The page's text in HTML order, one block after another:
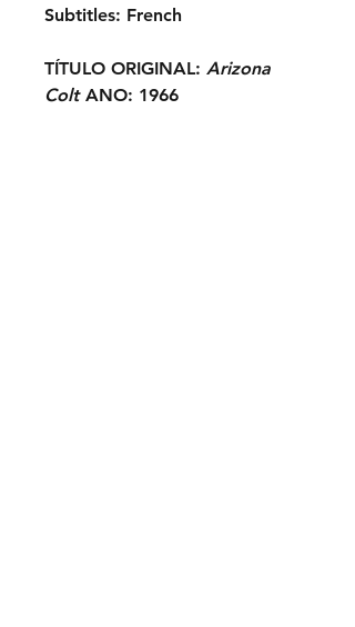
Subtitles: French
TÍTULO ORIGINAL: Arizona
Colt ANO: 1966